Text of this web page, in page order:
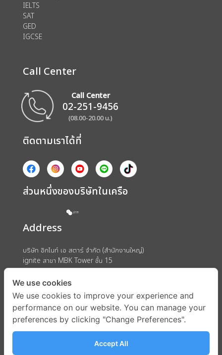
IELTS
SAT
GED
IGCSE
Call Center
Call Center
02-251-9456
(08.00-20.00 น.)
ติดตามเราได้ที่
ส่วนหนึ่งของบริษัทในเครือ
Address
บริษัท อิกไนท์ เอ สตาร์ จำกัด (สำนักงานใหญ่)
ignite สาขา MBK Tower ชั้น 15
ถนนพญาไท แขวงวังใหม่ เขตปทุมวัน กรุงเทพมหานคร 10330
We use cookies
We use cookies to improve your experience and
performance on our website. You can manage your
preferences by clicking "Change Preferences".
Accept All